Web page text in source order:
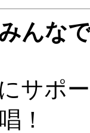
んな
サポ
！